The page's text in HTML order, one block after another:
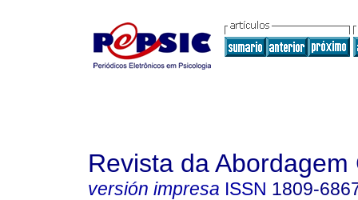
Revista da Abordagem
versión impresa ISSN 1809-